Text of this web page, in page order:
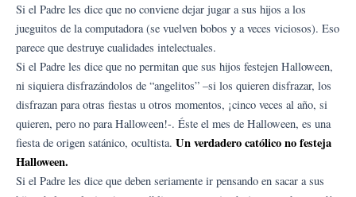
Si el Padre les dice que no conviene dejar jugar a sus hijos a los
jueguitos de la computadora (se vuelven bobos y a veces viciosos). Eso
parece que destruye cualidades intelectuales.
Si el Padre les dice que no permitan que sus hijos festejen Halloween,
ni siquiera disfrazándolos de “angelitos” –si los quieren disfrazar, los
disfrazan para otras fiestas u otros momentos, ¡cinco veces al año, si
quieren, pero no para Halloween!-. Éste el mes de Halloween, es una
fiesta de origen satánico, ocultista. Un verdadero católico no festeja
Halloween.
Si el Padre les dice que deben seriamente ir pensando en sacar a sus